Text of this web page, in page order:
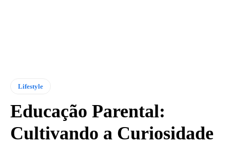
Lifestyle
Educação Parental:
Cultivando a Curiosidade